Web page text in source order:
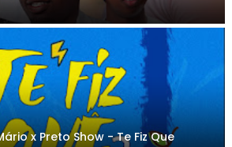
x Preto Show - Te Fiz Que